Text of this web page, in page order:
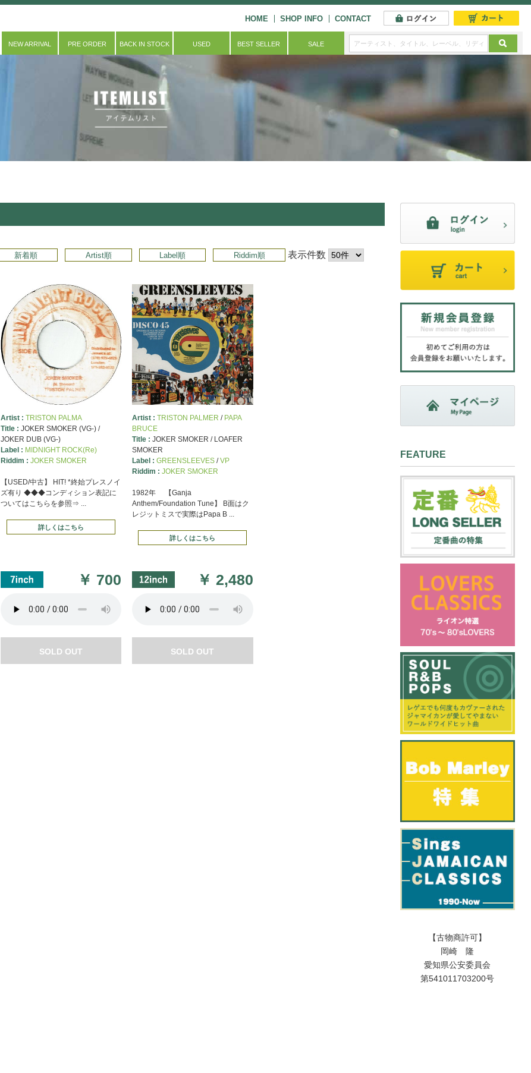
HOME SHOP INFO CONTACT
NEW ARRIVAL PRE ORDER BACK IN STOCK USED BEST SELLER SALE
新着順 Artist順 Label順 Riddim順 表示件数
Artist : TRISTON PALMA
Title : JOKER SMOKER (VG-) /
JOKER DUB (VG-)
Label : MIDNIGHT ROCK(Re)
Riddim : JOKER SMOKER
【USED/中古】 HIT! *終始プレスノイ
ズ有り ◆◆◆コンディション表記に
ついてはこちらを参照⇒ ...
詳しくはこちら
￥ 700
SOLD OUT
Artist : TRISTON PALMER / PAPA
BRUCE
Title : JOKER SMOKER / LOAFER
SMOKER
Label : GREENSLEEVES/VP
Riddim : JOKER SMOKER
1982年 【Ganja
Anthem/Foundation Tune】 B面はク
レジットミスで実際はPapa B ...
詳しくはこちら
￥ 2,480
SOLD OUT
FEATURE
【古物商許可】
岡崎 隆
愛知県公安委員会
第541011703200号